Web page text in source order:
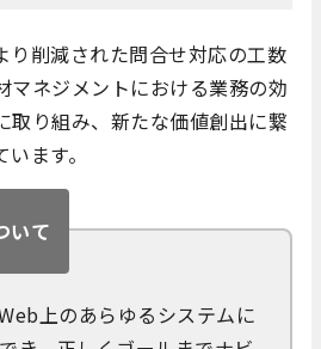
り削減された問合せ対応の工数
マネジメントにおける業務の効
取り組み、新たな価値創出に繋
ます。
いて
上のあらゆるシステムに